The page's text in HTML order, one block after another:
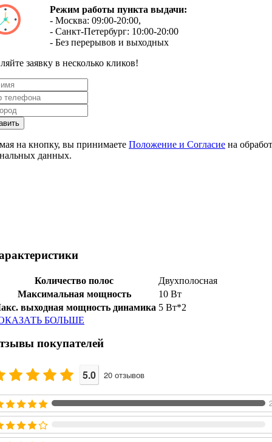
Режим работы пункта выдачи:
- Москва: 09:00-20:00,
- Санкт-Петербург: 10:00-20:00
- Без перерывов и выходных
заявку в несколько кликов!
на кнопку, вы принимаете Положение и Согласие на
данных.
Количество полос
Двухполосная
Максимальная мощность
10 Вт
выходная мощность динамика 5 Вт*2
БОЛЬШЕ
покупателей
5.0 20 отзывов